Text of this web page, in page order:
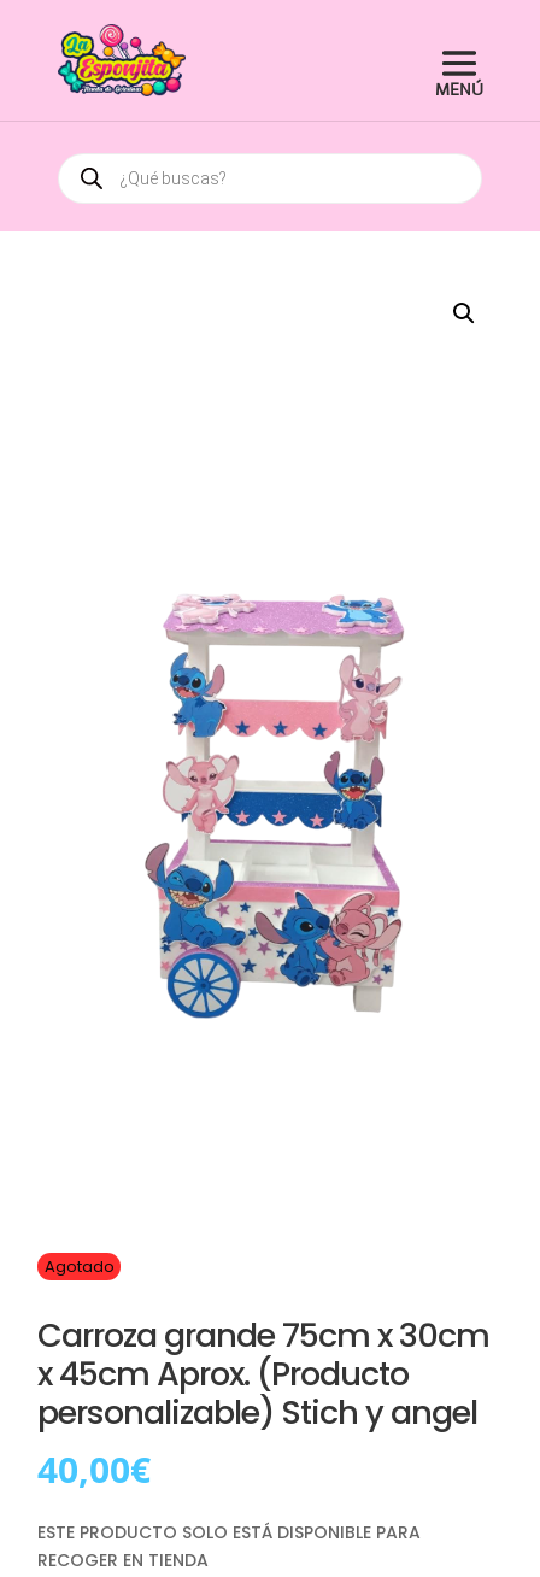
Búsqueda
de
productos
Agotado
Carroza grande 75cm x 30cm
x 45cm Aprox. (Producto
personalizable) Stich y angel
40,00€
ESTE PRODUCTO SOLO ESTÁ DISPONIBLE PARA
RECOGER EN TIENDA